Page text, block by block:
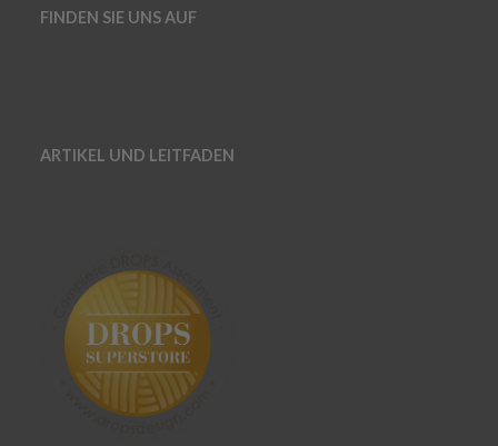
FINDEN SIE UNS AUF
ARTIKEL UND LEITFADEN